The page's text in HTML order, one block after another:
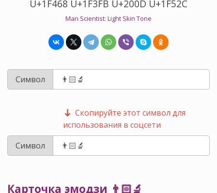
U+1F468 U+1F3FB U+200D U+1F52C
Man Scientist: Light Skin Tone
Символ
Скопируйте этот символ для
использования в соцсети
Символ
Карточка эмодзи 👨🏻‍🔬